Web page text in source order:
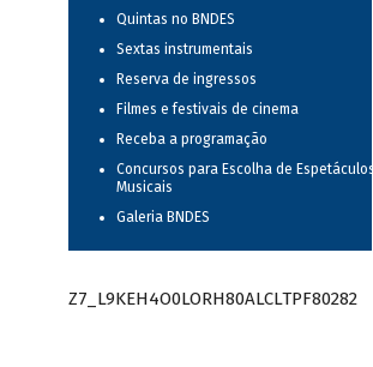
Quintas no BNDES
Sextas instrumentais
Reserva de ingressos
Filmes e festivais de cinema
Receba a programação
Concursos para Escolha de Espetáculos
Musicais
Galeria BNDES
Z7_L9KEH4O0LORH80ALCLTPF80282